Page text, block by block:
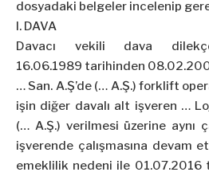
dosyadaki belgeler incelenip
I. DAVA
Davacı vekili dava
16.06.1989 tarihinden
… San. A.Ş’de (… A.Ş.) forklift
işin diğer davalı alt işveren …
(… A.Ş.) verilmesi üzerine aynı
işverende çalışmasına devam
emeklilik nedeni ile 01.07.2016